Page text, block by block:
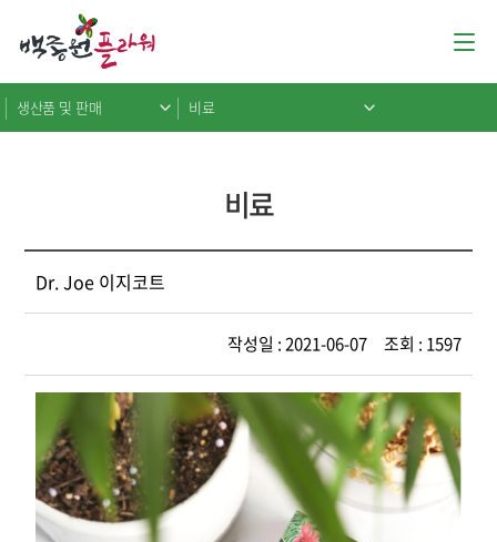
생산품 및 판매 비료
비료
Dr. Joe 이지코트
작성일 : 2021-06-07 조회 : 1597